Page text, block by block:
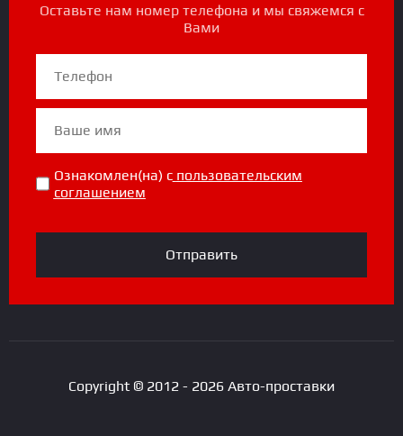
Оставьте нам номер телефона и мы свяжемся с
Вами
Ознакомлен(на) с пользовательским
соглашением
Отправить
Copyright © 2012 - 2026 Авто-проставки